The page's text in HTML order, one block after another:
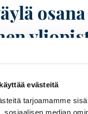
evästeitä
tarjoamamme
sosiaalisen median
osana
hakevalla
hyväksytysti